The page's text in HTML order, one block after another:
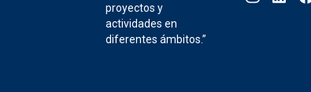
proyectos y
actividades en
diferentes ámbitos.”